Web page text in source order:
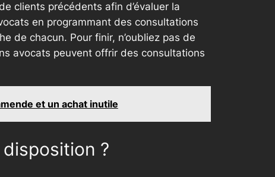
clients précédents afin d’évaluer la
en programmant des consultations
de chacun. Pour finir, n’oubliez pas de
avocats peuvent offrir des consultations
et un achat inutile
?